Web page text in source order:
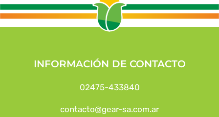
INFORMACIÓN DE CONTACTO
02475-433840
contacto@gear-sa.com.ar